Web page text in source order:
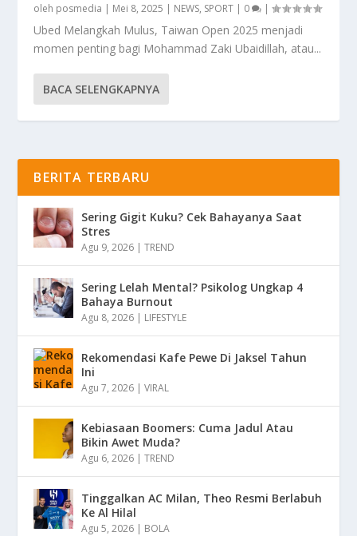
oleh posmedia | Mei 8, 2025 | NEWS, SPORT | 0 |
Ubed Melangkah Mulus, Taiwan Open 2025 menjadi
momen penting bagi Mohammad Zaki Ubaidillah, atau...
BACA SELENGKAPNYA
BERITA TERBARU
Sering Gigit Kuku? Cek Bahayanya Saat
Stres
Agu 9, 2026 |TREND
Sering Lelah Mental? Psikolog Ungkap 4
Bahaya Burnout
Agu 8, 2026 | LIFESTYLE
Rekomendasi Kafe Pewe Di Jaksel Tahun
Ini
Agu 7, 2026 |VIRAL
Kebiasaan Boomers: Cuma Jadul Atau
Bikin Awet Muda?
Agu 6, 2026 |TREND
Tinggalkan AC Milan, Theo Resmi Berlabuh
Ke Al Hilal
Agu 5, 2026 | BOLA